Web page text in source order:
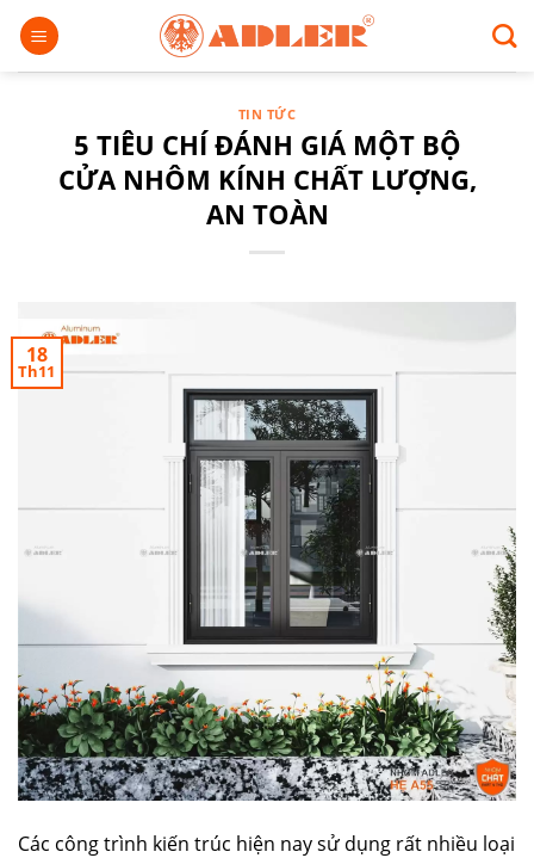
Chuyển
đến
nội
TIN TỨC
5 TIÊU CHÍ ĐÁNH GIÁ MỘT BỘ
CỬA NHÔM KÍNH CHẤT LƯỢNG,
AN TOÀN
18
Th11
Các công trình kiến trúc hiện nay sử dụng rất nhiều loại